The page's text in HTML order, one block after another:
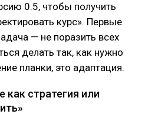
0.5, чтобы получить
курс». Первые
— не поразить всех
делать так, как нужно
планки, это адаптация.
стратегия или